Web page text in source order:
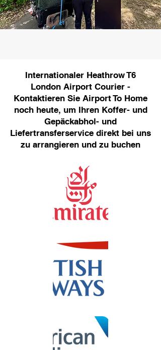
Internationaler Heathrow T6
London Airport Courier -
Kontaktieren Sie Airport To Home
noch heute, um Ihren Koffer- und
Gepäckabhol- und
Liefertransferservice direkt bei uns
zu arrangieren und zu buchen